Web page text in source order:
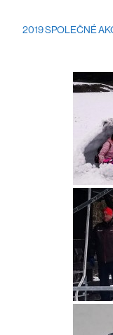
2019 SPOLEČNÉ